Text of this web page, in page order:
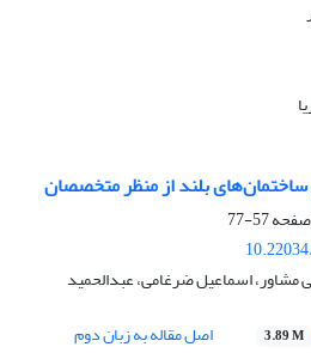
بلند از منظر متخصصان
57-77
مشاور، اسماعیل ضرغامی، عبدالحمید
3.89 M اصل مقاله به زبان دوم